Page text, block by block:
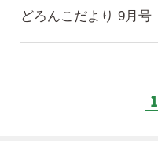
どろんこだより 9月号
1